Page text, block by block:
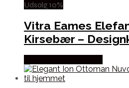
Udsalg 10%
Vitra Eames
Kirsebær –